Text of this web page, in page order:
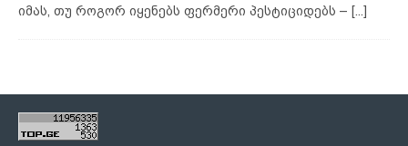
იმას, თუ როგორ იყენებს ფერმერი პესტიციდებს – [...]